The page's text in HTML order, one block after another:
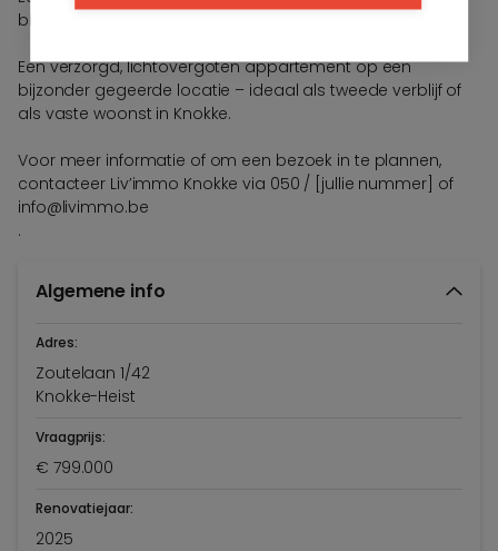
bijkomend worden aangekocht.
Een verzorgd, lichtovergoten appartement op een
bijzonder gegeerde locatie – ideaal als tweede verblijf of
als vaste woonst in Knokke.
Voor meer informatie of om een bezoek in te plannen,
contacteer Liv’immo Knokke via 050 / [jullie nummer] of
info@livimmo.be
.
Algemene info
Adres:
Zoutelaan 1/42
Knokke-Heist
Vraagprijs:
€ 799.000
Renovatiejaar:
2025